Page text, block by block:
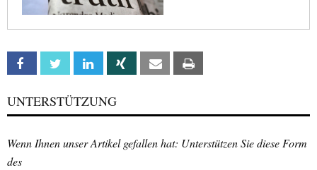
Facebook Twitter Linkedin Xing Email
UNTERSTÜTZUNG
Wenn Ihnen unser Artikel gefallen hat: Unterstützen Sie diese Form
des